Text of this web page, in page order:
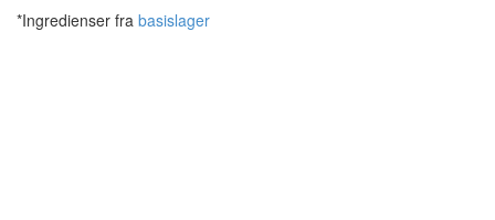
*Ingredienser fra basislager